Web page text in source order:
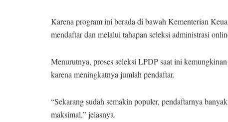
Karena program ini berada di bawah Kementerian
mendaftar dan melalui tahapan seleksi administrasi
Menurutnya, proses seleksi LPDP saat ini
karena meningkatnya jumlah pendaftar.
“Sekarang sudah semakin populer, pendaftarnya
maksimal,” jelasnya.